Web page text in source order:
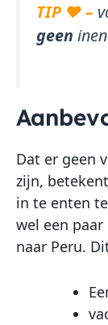
TIP ♥ –
geen
Dat er geen
zijn,
in te enten
wel een
naar Peru.